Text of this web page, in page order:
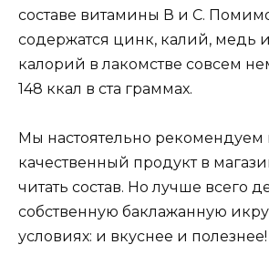
составе витамины В и С.
содержатся цинк, калий, медь
калорий в лакомстве совсем
148 ккал в ста граммах.
Мы настоятельно рекомендуем
качественный продукт в
читать состав. Но лучше всего
собственную баклажанную
условиях: и вкуснее и полезнее!